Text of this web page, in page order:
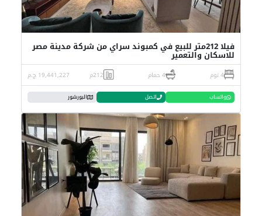
فيلا 212متر للبيع في كمبوند سراي من شركة مدينة مصر
للاسكان والتعمير
4 نوم 4 حمام 212م 19,441,227 ج.م
واتساب اتصل البورشور